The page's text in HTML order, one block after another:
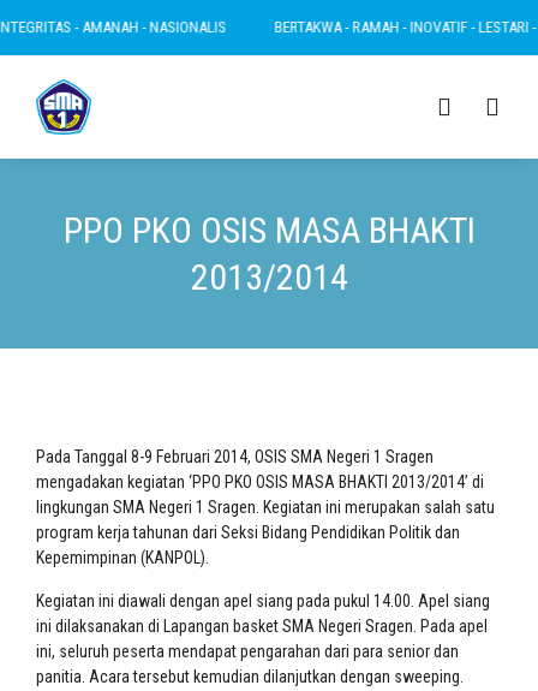
- AMANAH - NASIONALIS BERTAKWA - RAMAH - INOVATIF - LESTARI -
PPO PKO OSIS MASA BHAKTI
2013/2014
Pada Tanggal 8-9 Februari 2014, OSIS SMA Negeri 1 Sragen
mengadakan kegiatan ‘PPO PKO OSIS MASA BHAKTI 2013/2014’ di
lingkungan SMA Negeri 1 Sragen. Kegiatan ini merupakan salah satu
program kerja tahunan dari Seksi Bidang Pendidikan Politik dan
Kepemimpinan (KANPOL).
Kegiatan ini diawali dengan apel siang pada pukul 14.00. Apel siang
ini dilaksanakan di Lapangan basket SMA Negeri Sragen. Pada apel
ini, seluruh peserta mendapat pengarahan dari para senior dan
panitia. Acara tersebut kemudian dilanjutkan dengan sweeping.